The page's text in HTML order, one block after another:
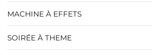
MACHINE À EFFETS
SOIRÉE À THEME